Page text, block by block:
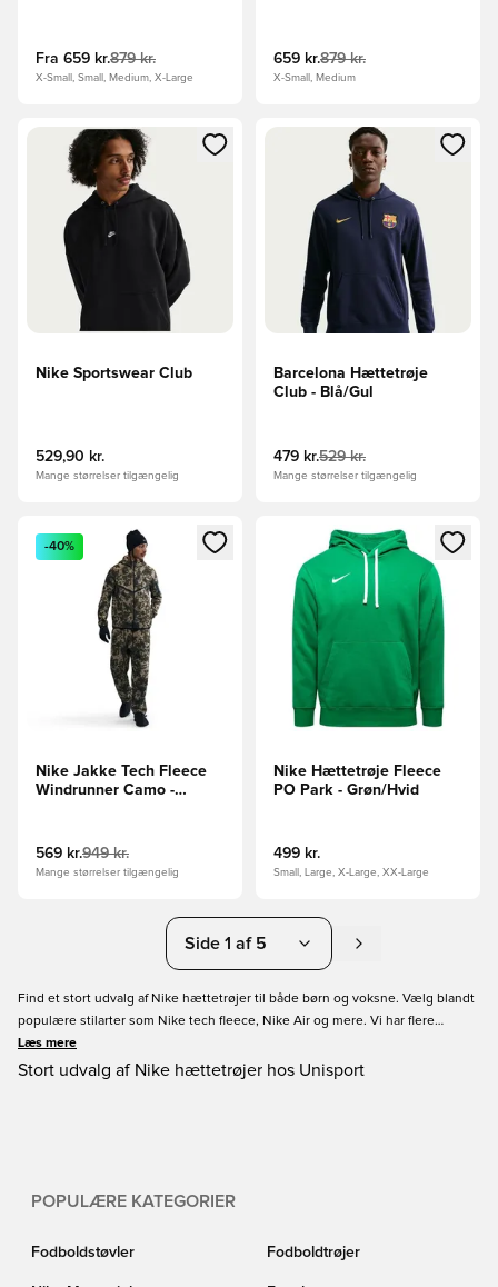
Fra 659 kr.879 kr.
X-Small, Small, Medium, X-Large
659 kr.879 kr.
X-Small, Medium
Åbner en Modal til at logge ind eller tilmelde dig som
Nike Sportswear Club
529,90 kr.
Mange størrelser tilgængelig
Åbner en Modal til at logge
Barcelona Hættetrøje
Club - Blå/Gul
479 kr.529 kr.
Mange størrelser tilgængelig
Åbner en Modal til at logge ind eller tilmelde dig som
-40%
Nike Jakke Tech Fleece
Windrunner Camo -
569 kr.949 kr.
Mange størrelser tilgængelig
Åbner en Modal til at logge
Nike Hættetrøje Fleece
PO Park - Grøn/Hvid
499 kr.
Small, Large, X-Large, XX-Large
Side 1 af 5
Find et stort udvalg af Nike hættetrøjer til både børn og voksne. Vælg blandt
populære stilarter som Nike tech fleece, Nike Air og mere. Vi har flere
forskellige farvedesigns, så du kan vælge den, der passer bedst til din stil.
Opdater din garderobe med en Nike hættetrøje, og bestil i dag her på
Læs mere
Stort udvalg af Nike hættetrøjer hos Unisport
POPULÆRE KATEGORIER
Fodboldstøvler Fodboldtrøjer